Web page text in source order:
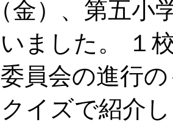
金）、第五小
ました。 １
員会の進行
イズで紹介